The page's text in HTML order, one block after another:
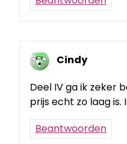
Cindy
Deel IV ga ik zeker
prijs echt zo laag is.
Beantwoorden